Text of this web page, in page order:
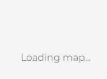
Loading map...